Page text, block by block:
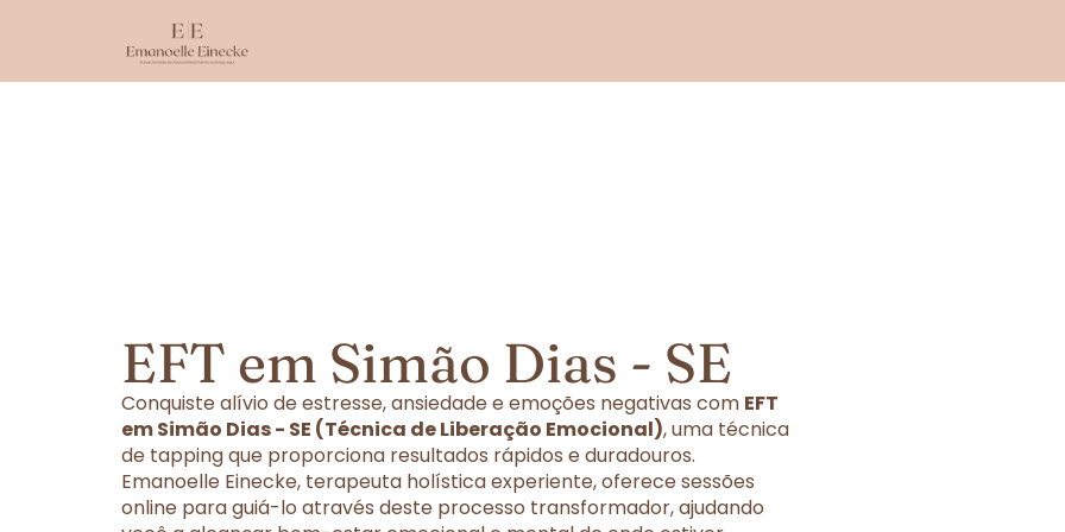
EFT em Simão Dias - SE
Conquiste alívio de estresse, ansiedade e emoções negativas com EFT
em Simão Dias - SE (Técnica de Liberação Emocional), uma técnica
de tapping que proporciona resultados rápidos e duradouros.
Emanoelle Einecke, terapeuta holística experiente, oferece sessões
online para guiá-lo através deste processo transformador, ajudando